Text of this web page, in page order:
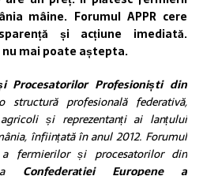
mâine. Forumul APPR cere
și acțiune imediată.
mai poate aștepta.
Procesatorilor Profesioniști din
structură profesională federativă,
și reprezentanți ai lanțului
înființată în anul 2012. Forumul
fermierilor și procesatorilor din
a Confederației Europene a